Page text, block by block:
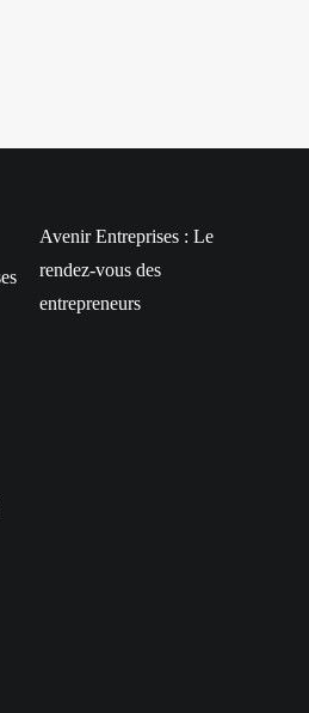
Avenir Entreprises : Le
rendez-vous des
entrepreneurs